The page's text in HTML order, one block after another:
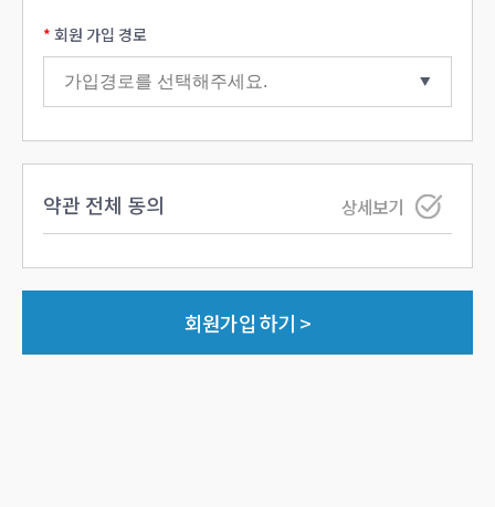
회원 가입 경로
약관 전체 동의 상세보기
회원가입 하기 >